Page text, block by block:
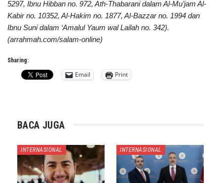
5297, Ibnu Hibban no. 972, Ath-Thabarani dalam Al-Mu’jam Al-
Kabir no. 10352, Al-Hakim no. 1877, Al-Bazzar no. 1994 dan
Ibnu Suni dalam ‘Amalul Yaum wal Lailah no. 342).
(arrahmah.com/salam-online)
Sharing:
Email Print
BACA JUGA
INTERNASIONAL INTERNASIONAL